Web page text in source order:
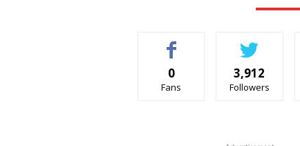
0
Fans
3,912
Followers